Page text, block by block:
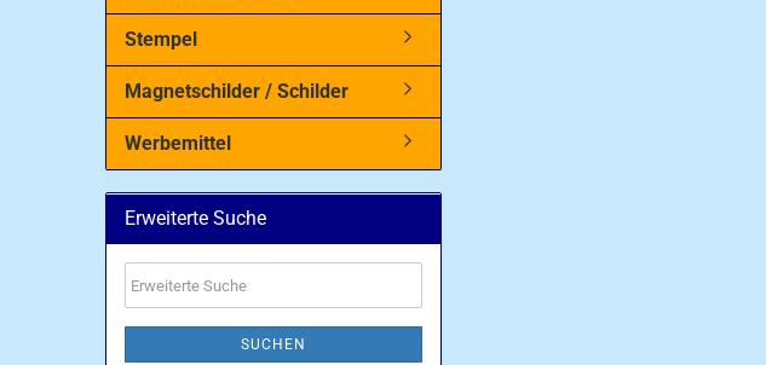
Stempel
Magnetschilder / Schilder
Werbemittel
Erweiterte Suche
Suche
SUCHEN